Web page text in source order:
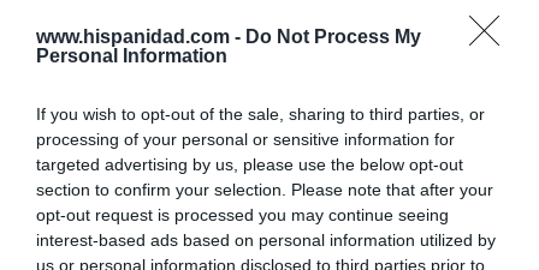
www.hispanidad.com - Do Not Process My
Personal Information
If you wish to opt-out of the sale, sharing to third parties, or
processing of your personal or sensitive information for
targeted advertising by us, please use the below opt-out
section to confirm your selection. Please note that after your
opt-out request is processed you may continue seeing
interest-based ads based on personal information utilized by
us or personal information disclosed to third parties prior to
DIARIO DE LA CORRUPCIÓN SANCHISTA
Diario de la corrupción sanchista. Hazte
Oír se manifiesta delante de La Mareta:
“Pedro Sánchez es un criminal”
por Redacción
Artículos anteriores